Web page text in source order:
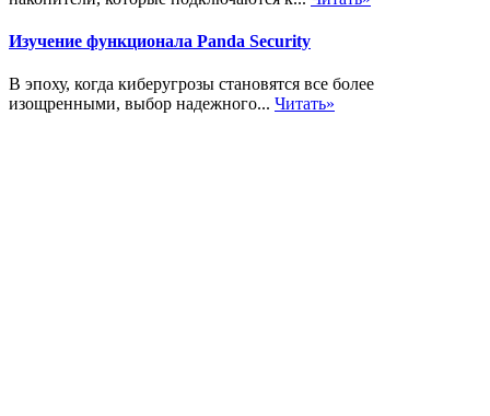
Изучение функционала Panda Security
В эпоху, когда киберугрозы становятся все более
изощренными, выбор надежного... Читать»